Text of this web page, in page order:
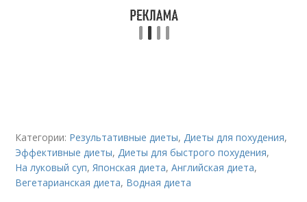
Категории: Результативные диеты,Диеты для похудения,
Эффективные диеты,Диеты для быстрого похудения,
На луковый суп,Японская диета,Английская диета,
Вегетарианская диета, Водная диета